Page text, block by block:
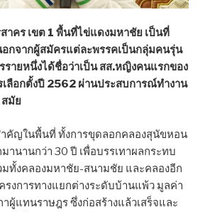
าคร เขต 1 พื้นที่ไข่แดงมหาชัย เป็นที่
อกจากผู้สมัครแต่ละพรรคเป็นกลุ่มคนรุ่น
รายหนึ่งได้ชื่อว่าเป็น สส.หญิงคนแรกของ
เลือกตั้งปี 2562 ผ่านประสบการณ์ทำงาน
สมัย
ำคัญในพื้นที่ ทั้งการขุดลอกคลองสุนัขหอน
านานกว่า 30 ปี เพื่อบรรเทาผลกระทบ
มทั้งคลองมหาชัย-สนามชัย และคลองอีก
รงการทางแยกต่างระดับบ้านแพ้ว มูลค่า
ผู้แทนราษฎร ซึ่งก่อสร้างแล้วเสร็จและ